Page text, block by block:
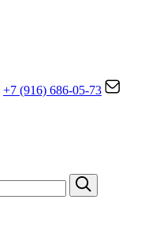
+7 (916) 686-05-73